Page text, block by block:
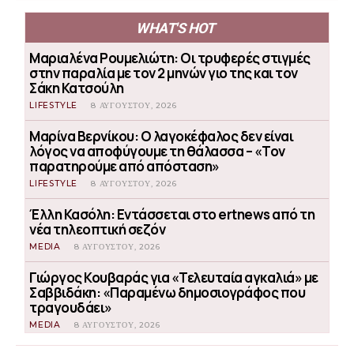
WHAT'S HOT
Μαριαλένα Ρουμελιώτη: Οι τρυφερές στιγμές
στην παραλία με τον 2 μηνών γιο της και τον
Σάκη Κατσούλη
LIFESTYLE 8 ΑΥΓΟΎΣΤΟΥ, 2026
Μαρίνα Βερνίκου: Ο λαγοκέφαλος δεν είναι
λόγος να αποφύγουμε τη θάλασσα – «Τον
παρατηρούμε από απόσταση»
LIFESTYLE 8 ΑΥΓΟΎΣΤΟΥ, 2026
Έλλη Κασόλη: Εντάσσεται στο ertnews από τη
νέα τηλεοπτική σεζόν
MEDIA 8 ΑΥΓΟΎΣΤΟΥ, 2026
Γιώργος Κουβαράς για «Τελευταία αγκαλιά» με
Σαββιδάκη: «Παραμένω δημοσιογράφος που
τραγουδάει»
MEDIA 8 ΑΥΓΟΎΣΤΟΥ, 2026